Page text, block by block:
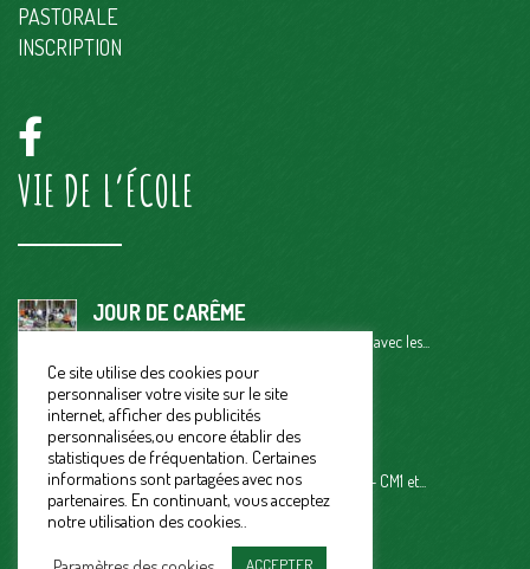
PASTORALE
INSCRIPTION
VIE DE L’ÉCOLE
JOUR DE CARÊME
Ce vendredi 29 mars, petit temps de partage avec les...
CARNAVAL 2024
« Vendredi 15 mars, on a fêté le carnaval. On...
RENCONTRE ATHLETISME
UGSEL : Rencontre Athlétisme pour les CE2 – CM1 et...
Ce site utilise des cookies pour
personnaliser votre visite sur le site
internet, afficher des publicités
personnalisées,ou encore établir des
statistiques de fréquentation. Certaines
informations sont partagées avec nos
partenaires. En continuant, vous acceptez
notre utilisation des cookies..
ACCEPTER